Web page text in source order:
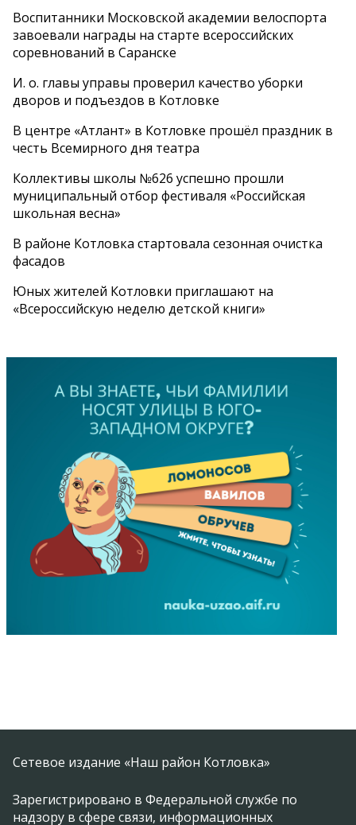
Воспитанники Московской академии велоспорта
завоевали награды на старте всероссийских
соревнований в Саранске
И. о. главы управы проверил качество уборки
дворов и подъездов в Котловке
В центре «Атлант» в Котловке прошёл праздник в
честь Всемирного дня театра
Коллективы школы №626 успешно прошли
муниципальный отбор фестиваля «Российская
школьная весна»
В районе Котловка стартовала сезонная очистка
фасадов
Юных жителей Котловки приглашают на
«Всероссийскую неделю детской книги»
Сетевое издание «Наш район Котловка»
Зарегистрировано в Федеральной службе по
надзору в сфере связи, информационных